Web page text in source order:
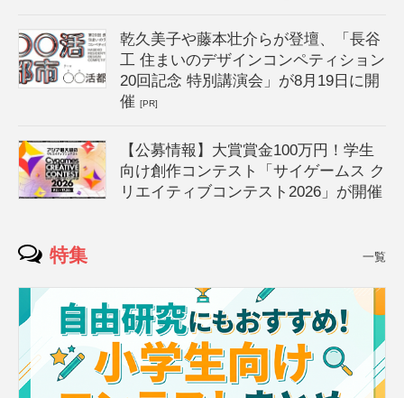
乾久美子や藤本壮介らが登壇、「長谷
工 住まいのデザインコンペティション
20回記念 特別講演会」が8月19日に開
催[PR]
【公募情報】大賞賞金100万円！学生
向け創作コンテスト「サイゲームス ク
リエイティブコンテスト2026」が開催
特集 一覧